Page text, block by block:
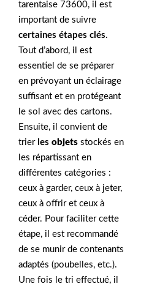
tarentaise 73600, il est
important de suivre
certaines étapes clés.
Tout d’abord, il est
essentiel de se préparer
en prévoyant un éclairage
suffisant et en protégeant
le sol avec des cartons.
Ensuite, il convient de
trier les objets stockés en
les répartissant en
différentes catégories :
ceux à garder, ceux à jeter,
ceux à offrir et ceux à
céder. Pour faciliter cette
étape, il est recommandé
de se munir de contenants
adaptés (poubelles, etc.).
Une fois le tri effectué, il